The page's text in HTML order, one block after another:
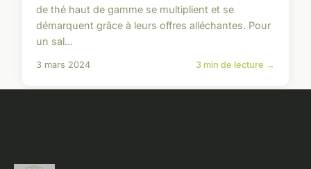
de thé haut de gamme se multiplient et se
démarquent grâce à leurs offres alléchantes. Pour
un sal...
3 mars 2024 3 min de lecture →